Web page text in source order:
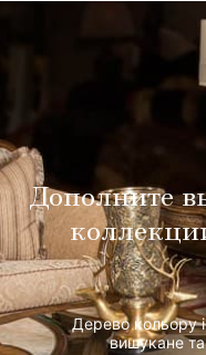
Дополните
Дерево кольору
вишукане